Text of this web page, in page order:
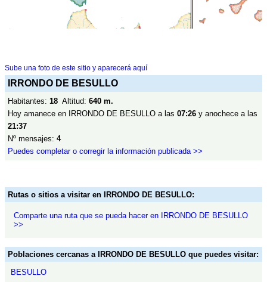
Sube una foto de este sitio y aparecerá aquí
IRRONDO DE BESULLO
Habitantes: 18 Altitud: 640 m.
Hoy amanece en IRRONDO DE BESULLO a las 07:26 y anochece a las
21:37
Nº mensajes: 4
Puedes completar o corregir la información publicada >>
Rutas o sitios a visitar en IRRONDO DE BESULLO:
Comparte una ruta que se pueda hacer en IRRONDO DE BESULLO
>>
Poblaciones cercanas a IRRONDO DE BESULLO que puedes visitar:
BESULLO